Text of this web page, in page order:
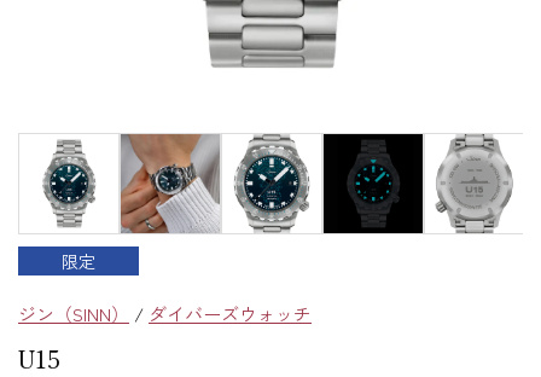
限定
ジン（SINN） / ダイバーズウォッチ
U15